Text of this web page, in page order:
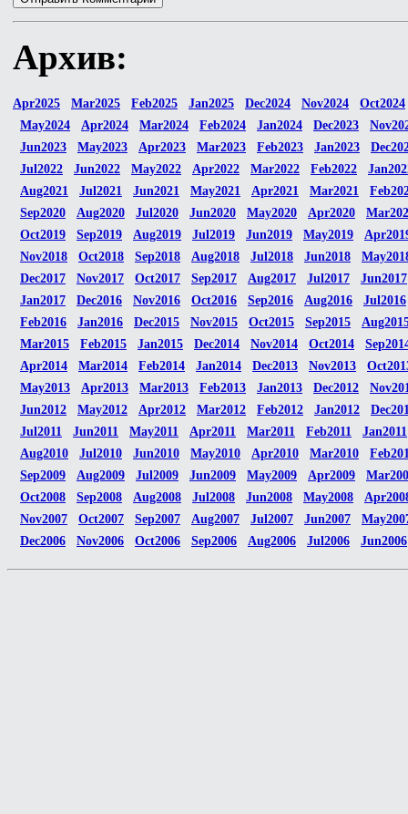
Архив:
Apr2025 Mar2025 Feb2025 Jan2025 Dec2024 Nov2024
Oct2024
May2024
Apr2024 Mar2024 Feb2024 Jan2024 Dec2023
Jun2023
May2023 Apr2023 Mar2023 Feb2023 Jan2023
Jul2022
Jun2022 May2022 Apr2022 Mar2022 Feb2022
Aug2021
Jul2021 Jun2021 May2021 Apr2021 Mar2021
Sep2020
Aug2020 Jul2020 Jun2020 May2020 Apr2020
Oct2019
Sep2019 Aug2019 Jul2019 Jun2019 May2019
Nov2018
Oct2018 Sep2018 Aug2018 Jul2018 Jun2018
Dec2017
Nov2017 Oct2017 Sep2017 Aug2017 Jul2017
Jun2017
Jan2017
Dec2016 Nov2016 Oct2016 Sep2016 Aug2016
Jul2016
Feb2016
Jan2016 Dec2015 Nov2015 Oct2015 Sep2015
Mar2015
Feb2015 Jan2015 Dec2014 Nov2014 Oct2014
Apr2014
Mar2014 Feb2014 Jan2014 Dec2013 Nov2013
May2013
Apr2013 Mar2013 Feb2013 Jan2013 Dec2012
Jun2012
May2012 Apr2012 Mar2012 Feb2012 Jan2012
Jul2011
Jun2011 May2011 Apr2011 Mar2011 Feb2011
Jan2011
Aug2010
Jul2010 Jun2010 May2010 Apr2010 Mar2010
Sep2009
Aug2009 Jul2009 Jun2009 May2009 Apr2009
Oct2008
Sep2008 Aug2008 Jul2008 Jun2008 May2008
Nov2007
Oct2007 Sep2007 Aug2007 Jul2007 Jun2007
Dec2006
Nov2006 Oct2006 Sep2006 Aug2006 Jul2006 Jun2006